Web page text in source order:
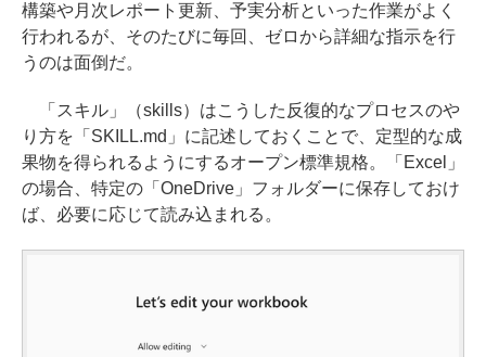
構築や月次レポート更新、予実分析といった作業がよく
行われるが、そのたびに毎回、ゼロから詳細な指示を行
うのは面倒だ。
「スキル」（skills）はこうした反復的なプロセスのや
り方を「SKILL.md」に記述しておくことで、定型的な成
果物を得られるようにするオープン標準規格。「Excel」
の場合、特定の「OneDrive」フォルダーに保存しておけ
ば、必要に応じて読み込まれる。